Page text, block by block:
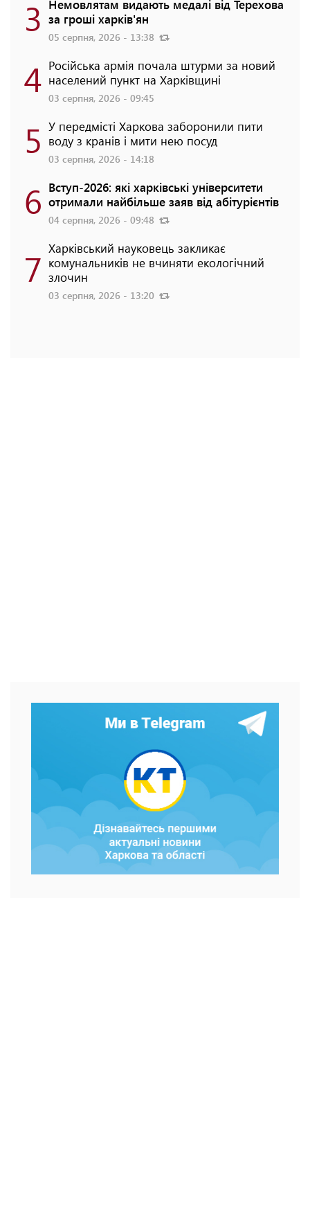
3 Немовлятам видають медалі від Терехова
за гроші харків'ян
05 серпня, 2026 - 13:38
4 Російська армія почала штурми за новий
населений пункт на Харківщині
03 серпня, 2026 - 09:45
5 У передмісті Харкова заборонили пити
воду з кранів і мити нею посуд
03 серпня, 2026 - 14:18
6 Вступ-2026: які харківські університети
отримали найбільше заяв від абітурієнтів
04 серпня, 2026 - 09:48
7 Харківський науковець закликає
комунальників не вчиняти екологічний
злочин
03 серпня, 2026 - 13:20